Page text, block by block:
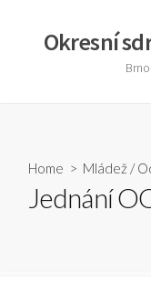
contentOkresní
Home > Mládež /
Jednání